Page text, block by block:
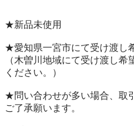
★新品未使用
★愛知県一宮市にて受け渡し
（木曽川地域にて受け渡し
ください。）
★問い合わせが多い場合、取
ご了承願います。